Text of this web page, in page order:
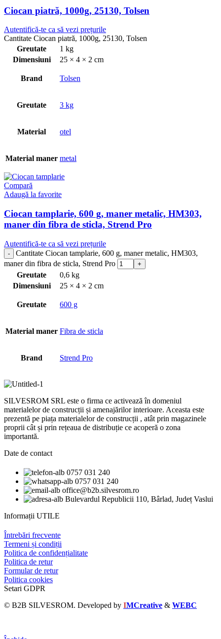
Ciocan piatră, 1000g, 25130, Tolsen
Autentifică-te ca să vezi prețurile
Cantitate Ciocan piatră, 1000g, 25130, Tolsen
Greutate
1 kg
Dimensiuni
25 × 4 × 2 cm
Brand Tolsen
Greutate 3 kg
Material otel
Material maner metal
Compară
Adaugă la favorite
Ciocan tamplarie, 600 g, maner metalic, HM303,
maner din fibra de sticla, Strend Pro
Autentifică-te ca să vezi prețurile
Cantitate Ciocan tamplarie, 600 g, maner metalic, HM303,
maner din fibra de sticla, Strend Pro
Greutate
0,6 kg
Dimensiuni
25 × 4 × 2 cm
Greutate 600 g
Material maner Fibra de sticla
Brand Strend Pro
SILVESROM SRL este o firma ce activează în domeniul
materialelor de construcții și amenajărilor interioare. Aceasta este
prezentă pe piața materialelor de construcții , atât prin magazinele
proprii cât și prin rețeaua de distribuție ce acoperă o zona
importantă.
Date de contact
0757 031 240
0757 031 240
office@b2b.silvesrom.ro
Bulevardul Republicii 110, Bârlad, Județ Vaslui
Informații UTILE
Întrebări frecvente
Termeni și condiții
Politica de confidențialitate
Politica de retur
Formular de retur
Politica cookies
Setari GDPR
© B2B SILVESROM. Developed by IMCreative & WEBC